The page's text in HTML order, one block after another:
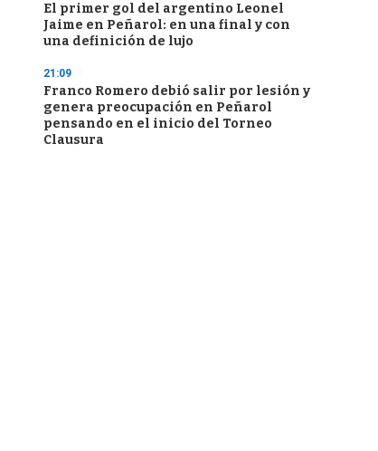
El primer gol del argentino Leonel
Jaime en Peñarol: en una final y con
una definición de lujo
21:09
Franco Romero debió salir por lesión y
genera preocupación en Peñarol
pensando en el inicio del Torneo
Clausura